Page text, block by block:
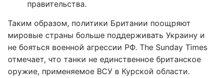
правительства.
Таким образом, политики Британии поощряют
мировые страны больше поддерживать Украину и
не бояться военной агрессии РФ. The Sunday Times
отмечает, что танки не единственное британское
оружие, применяемое ВСУ в Курской области.